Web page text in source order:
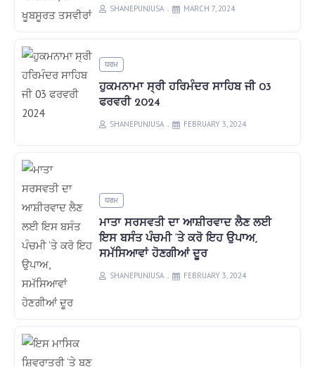
SHANEPUNJUSA MARCH 7, 2024
ਧਰਮ
ਹੁਕਮਨਾਮਾ ਸ੍ਰੀ ਹਰਿਮੰਦਰ ਸਾਹਿਬ ਜੀ 03
ਫਰਵਰੀ 2024
SHANEPUNJUSA FEBRUARY 3, 2024
ਧਰਮ
ਮਾਤਾ ਸਰਸਵਤੀ ਦਾ ਆਸ਼ੀਰਵਾਦ ਲੈਣ ਲਈ
ਇਸ ਬਸੰਤ ਪੰਚਮੀ ‘ਤੇ ਕਰੋ ਇਹ ਉਪਾਅ,
ਸਮੱਸਿਆਵਾਂ ਹੋਣਗੀਆਂ ਦੂਰ
SHANEPUNJUSA FEBRUARY 3, 2024